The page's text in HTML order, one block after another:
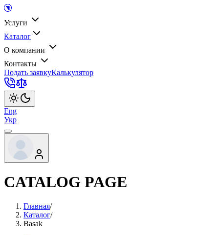
Услуги
Каталог
О компании
Контакты
Подать заявкуКалькулятор
Eng
Укр
CATALOG PAGE
Главная/
Каталог/
Basak